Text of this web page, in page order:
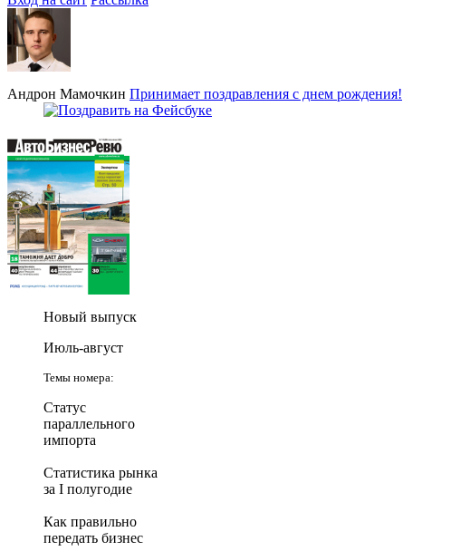
Андрон Мамочкин Принимает поздравления с днем рождения!
Новый выпуск
Июль-август
Темы номера:
Статус
параллельного
импорта
Статистика рынка
за I полугодие
Как правильно
передать бизнес